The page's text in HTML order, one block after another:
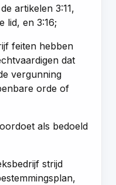
artikelen 3:11,
lid, en 3:16;
feiten hebben
dat
vergunning
orde of
als bedoeld
strijd